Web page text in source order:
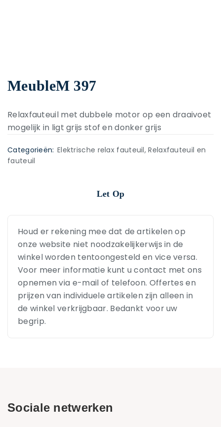
MeubleM 397
Relaxfauteuil met dubbele motor op een draaivoet
mogelijk in ligt grijs stof en donker grijs
Categorieën: Elektrische relax fauteuil,Relaxfauteuil en
fauteuil
Let Op
Houd er rekening mee dat de artikelen op
onze website niet noodzakelijkerwijs in de
winkel worden tentoongesteld en vice versa.
Voor meer informatie kunt u contact met ons
opnemen via e-mail of telefoon. Offertes en
prijzen van individuele artikelen zijn alleen in
de winkel verkrijgbaar. Bedankt voor uw
begrip.
Sociale netwerken